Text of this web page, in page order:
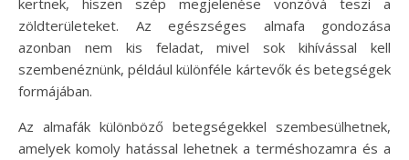
kertnek, hiszen szép megjelenése vonzóvá teszi a
zöldterületeket. Az egészséges almafa gondozása
azonban nem kis feladat, mivel sok kihívással kell
szembenéznünk, például különféle kártevők és betegségek
formájában.
Az almafák különböző betegségekkel szembesülhetnek,
amelyek komoly hatással lehetnek a terméshozamra és a